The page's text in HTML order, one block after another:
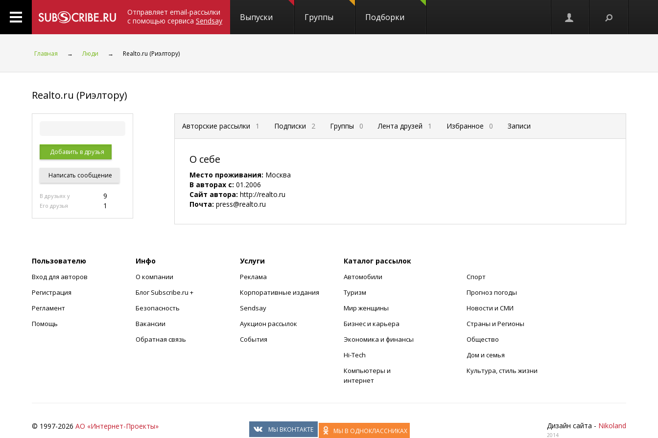
Отправляет email-рассылки
с помощью сервиса Sendsay Выпуски Группы Подборки
Главная → Люди → Realto.ru (Риэлтору)
Realto.ru (Риэлтору)
Добавить в друзья
Написать сообщение
В друзьях у 9
Его друзья 1
Авторские рассылки 1 Подписки 2 Группы 0 Лента друзей 1 Избранное 0 Записи
О себе
Место проживания: Москва
В авторах с: 01.2006
Сайт автора: http://realto.ru
Почта: press@realto.ru
Пользователю
Вход для авторов
Регистрация
Регламент
Помощь
Инфо
О компании
Блог Subscribe.ru +
Безопасность
Вакансии
Обратная связь
Услуги
Реклама
Корпоративные издания
Sendsay
Аукцион рассылок
События
Каталог рассылок
Автомобили
Туризм
Мир женщины
Бизнес и карьера
Экономика и финансы
Hi-Tech
Компьютеры и
интернет
Спорт
Прогноз погоды
Новости и СМИ
Страны и Регионы
Общество
Дом и семья
Культура, стиль жизни
© 1997-2026 АО «Интернет-Проекты» Дизайн сайта - Nikoland
2014
МЫ ВКОНТАКТЕ МЫ В ОДНОКЛАССНИКАХ